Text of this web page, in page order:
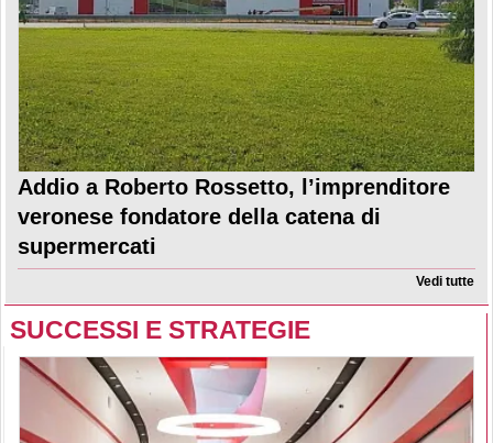
Addio a Roberto Rossetto, l’imprenditore
veronese fondatore della catena di
supermercati
Vedi tutte
SUCCESSI E STRATEGIE